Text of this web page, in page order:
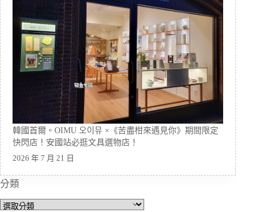
韓國首爾。OIMU 오이뮤 ×《苦盡柑來遇見你》期間限定
快閃店！安國站必逛文具選物店！
2026 年 7 月 21 日
分類
分